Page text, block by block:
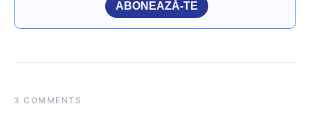
ABONEAZĂ-TE
3 COMMENTS